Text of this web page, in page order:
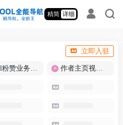
精简 详细
立即入驻
cool粉赞业务商城【爆粉引流】 作者主页视频批量提取